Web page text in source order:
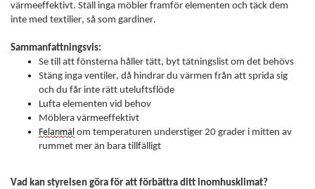
värmeeffektivt. Ställ inga möbler framför elementen och täck dem
inte med textilier, så som gardiner.
Sammanfattningsvis:
Se till att fönsterna håller tätt, byt tätningslist om det behövs
Stäng inga ventiler, då hindrar du värmen från att sprida sig
och du får inte rätt uteluftsflöde
Lufta elementen vid behov
Möblera värmeeffektivt
Felanmäl om temperaturen understiger 20 grader i mitten av
rummet mer än bara tillfälligt
Vad kan styrelsen göra för att förbättra ditt inomhusklimat?